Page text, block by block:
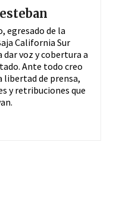
egresado de la
California Sur
dar voz y cobertura a
Ante todo creo
libertad de prensa,
y retribuciones que